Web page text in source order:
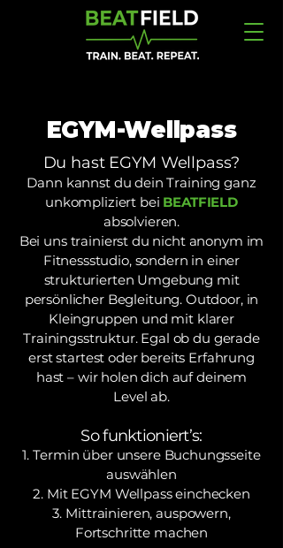
EGYM-Wellpass
Du hast EGYM Wellpass?
Dann kannst du dein Training ganz
unkompliziert bei BEATFIELD
absolvieren.
Bei uns trainierst du nicht anonym im
Fitnessstudio, sondern in einer
strukturierten Umgebung mit
persönlicher Begleitung. Outdoor, in
Kleingruppen und mit klarer
Trainingsstruktur. Egal ob du gerade
erst startest oder bereits Erfahrung
hast – wir holen dich auf deinem
Level ab.
So funktioniert’s:
Termin über unsere Buchungsseite
auswählen
Mit EGYM Wellpass einchecken
Mittrainieren, auspowern,
Fortschritte machen